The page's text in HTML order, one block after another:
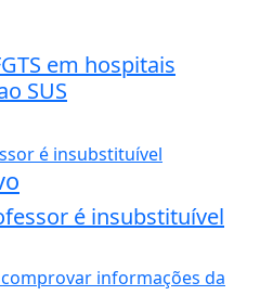
em hospitais
SUS
é insubstituível